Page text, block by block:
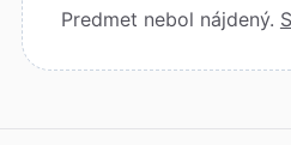
Predmet nebol nájdený.